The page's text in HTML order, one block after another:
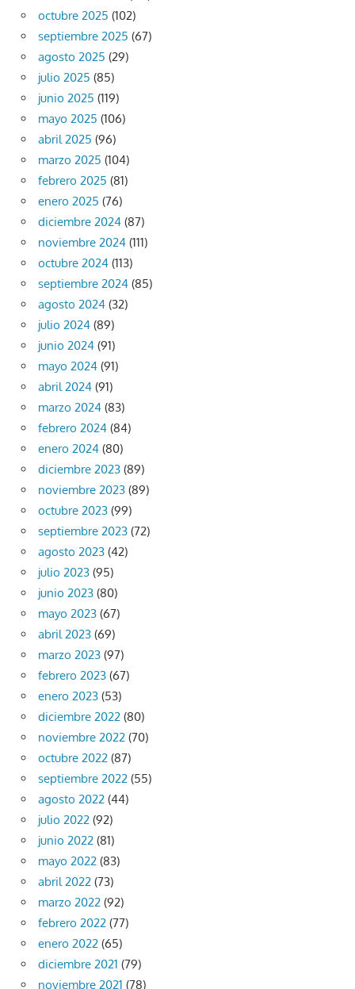
octubre 2025 (102)
septiembre 2025 (67)
agosto 2025 (29)
julio 2025 (85)
junio 2025 (119)
mayo 2025 (106)
abril 2025 (96)
marzo 2025 (104)
febrero 2025 (81)
enero 2025 (76)
diciembre 2024 (87)
noviembre 2024 (111)
octubre 2024 (113)
septiembre 2024 (85)
agosto 2024 (32)
julio 2024 (89)
junio 2024 (91)
mayo 2024 (91)
abril 2024 (91)
marzo 2024 (83)
febrero 2024 (84)
enero 2024 (80)
diciembre 2023 (89)
noviembre 2023 (89)
octubre 2023 (99)
septiembre 2023 (72)
agosto 2023 (42)
julio 2023 (95)
junio 2023 (80)
mayo 2023 (67)
abril 2023 (69)
marzo 2023 (97)
febrero 2023 (67)
enero 2023 (53)
diciembre 2022 (80)
noviembre 2022 (70)
octubre 2022 (87)
septiembre 2022 (55)
agosto 2022 (44)
julio 2022 (92)
junio 2022 (81)
mayo 2022 (83)
abril 2022 (73)
marzo 2022 (92)
febrero 2022 (77)
enero 2022 (65)
diciembre 2021 (79)
noviembre 2021 (78)